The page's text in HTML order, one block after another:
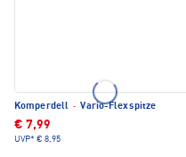
Komperdell · Vario-Flexspitze
€ 7,99
UVP* € 8,95